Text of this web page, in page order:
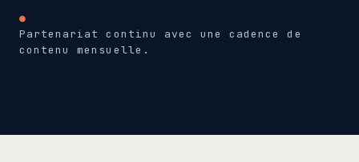
●
Partenariat continu avec une cadence de
contenu mensuelle.